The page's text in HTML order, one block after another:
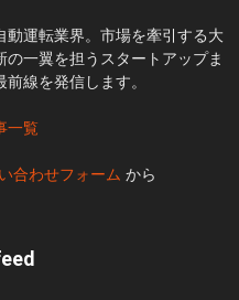
運転業界。市場を牽引する大
一翼を担うスタートアップま
線を発信します。
一覧
合わせフォーム から